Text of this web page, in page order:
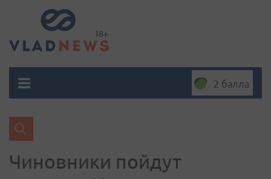
2 балла
Чиновники пойдут